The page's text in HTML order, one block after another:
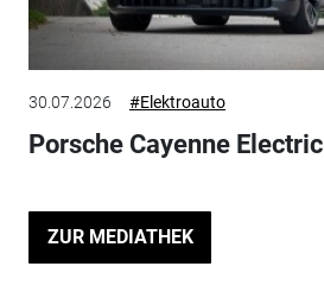
30.07.2026 #Elektroauto
Porsche Cayenne Electric
ZUR MEDIATHEK